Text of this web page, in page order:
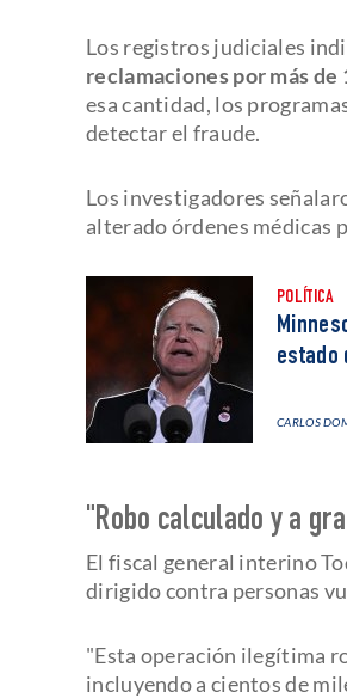
Los registros judiciales
reclamaciones por más
esa cantidad, los
detectar el fraude.
Los investigadores
alterado órdenes médicas
POLÍTICA
estado
CARLOS
"Robo calculado y a
El fiscal general interino
dirigido contra personas
"Esta operación ilegítima
incluyendo a cientos de